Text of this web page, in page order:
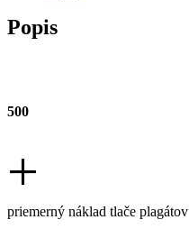
Popis
500
+
priemerný náklad tlače plagátov